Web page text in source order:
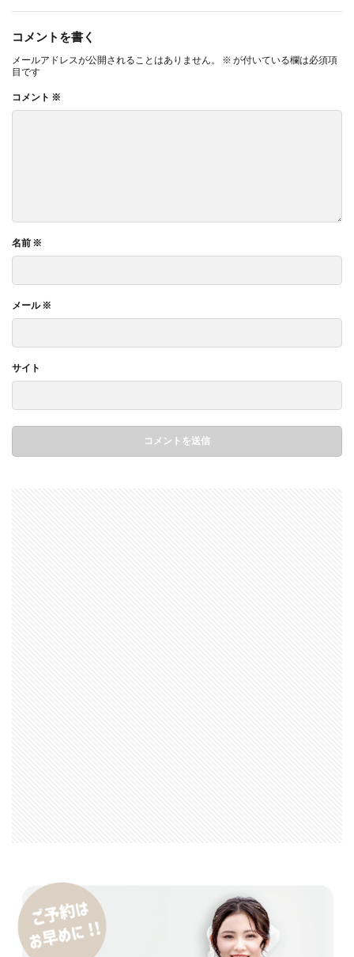
コメントを書く
メールアドレスが公開されることはありません。 ※ が付いている欄は必須項
目です
コメント ※
名前 ※
メール※
サイト